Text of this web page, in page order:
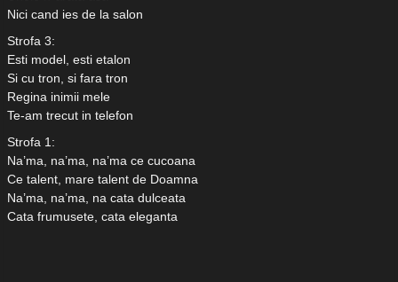
Nici cand ies de la salon
Strofa 3:
Esti model, esti etalon
Si cu tron, si fara tron
Regina inimii mele
Te-am trecut in telefon
Strofa 1:
Na’ma, na’ma, na’ma ce cucoana
Ce talent, mare talent de Doamna
Na’ma, na’ma, na cata dulceata
Cata frumusete, cata eleganta